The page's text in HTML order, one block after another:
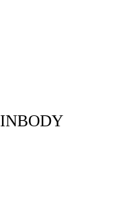
INBODY